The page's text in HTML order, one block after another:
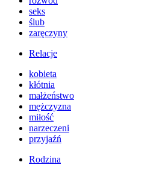
seks
ślub
zaręczyny
Relacje
kobieta
kłótnia
małżeństwo
mężczyzna
miłość
narzeczeni
przyjaźń
Rodzina